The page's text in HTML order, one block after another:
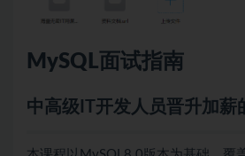
MySQL面试指南
中高级IT开发人员晋升加薪